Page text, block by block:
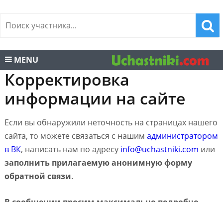
MENU
Корректировка
информации на сайте
Если вы обнаружили неточность на страницах нашего
сайта, то можете связаться с нашим администратором
в ВК, написать нам по адресу info@uchastniki.com или
заполнить прилагаемую анонимную форму
обратной связи.